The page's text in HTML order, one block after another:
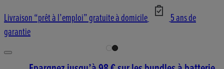
Livraison “prêt à l’emploi” gratuite à domicile
5 ans de
garantie